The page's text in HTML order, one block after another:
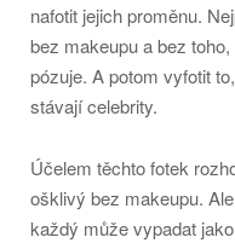
nafotit jejich proměnu.
bez makeupu a bez
pózuje. A potom vyfotit
stávají celebrity.
Účelem těchto fotek
ošklivý bez makeupu.
každý může vypadat